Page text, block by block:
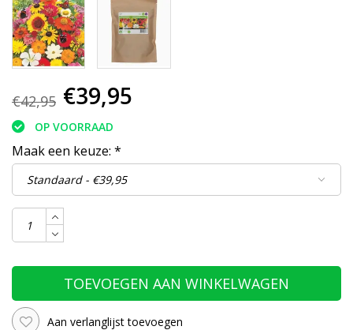
€42,95 €39,95
OP VOORRAAD
Maak een keuze: *
TOEVOEGEN AAN WINKELWAGEN
Aan verlanglijst toevoegen